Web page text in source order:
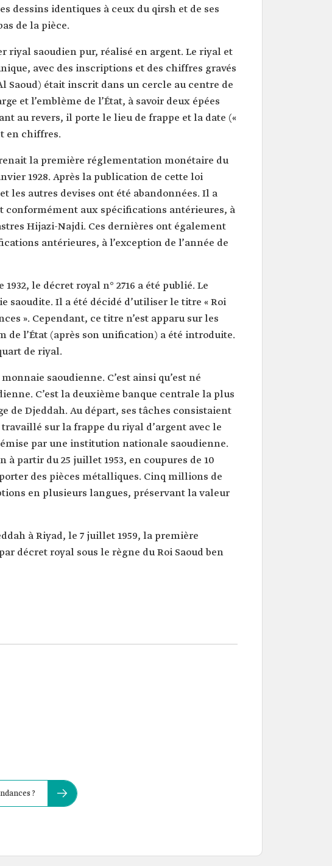
dessins identiques à ceux du qirsh et de ses
de la pièce.
riyal saoudien pur, réalisé en argent. Le riyal et
avec des inscriptions et des chiffres gravés
Saoud) était inscrit dans un cercle au centre de
et l’emblème de l’État, à savoir deux épées
au revers, il porte le lieu de frappe et la date («
en chiffres.
la première réglementation monétaire du
1928. Après la publication de cette loi
les autres devises ont été abandonnées. Il a
conformément aux spécifications antérieures, à
Hijazi-Najdi. Ces dernières ont également
antérieures, à l’exception de l’année de
le décret royal n° 2716 a été publié. Le
saoudite. Il a été décidé d’utiliser le titre « Roi
». Cependant, ce titre n’est apparu sur les
de l’État (après son unification) a été introduite.
de riyal.
saoudienne. C’est ainsi qu’est né
C’est la deuxième banque centrale la plus
de Djeddah. Au départ, ses tâches consistaient
sur la frappe du riyal d’argent avec le
par une institution nationale saoudienne.
partir du 25 juillet 1953, en coupures de 10
des pièces métalliques. Cinq millions de
en plusieurs langues, préservant la valeur
à Riyad, le 7 juillet 1959, la première
décret royal sous le règne du Roi Saoud ben
?